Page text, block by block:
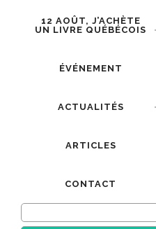
12 AOÛT, J’ACHÈTE
UN LIVRE QUÉBÉCOIS
ÉVÉNEMENT
ACTUALITÉS
ARTICLES
CONTACT